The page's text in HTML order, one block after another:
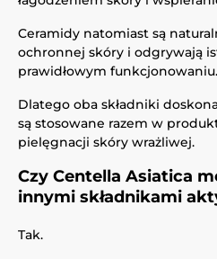
Ceramidy natomiast są
ochronnej skóry i odgrywają
prawidłowym funkcjonowaniu.
Dlatego oba składniki
są stosowane razem w
pielęgnacji skóry wrażliwej.
Czy Centella Asiatica
innymi składnikami
Tak.